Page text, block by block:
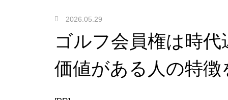
2026.05.29
ゴルフ会員権は時
価値がある人の特徴